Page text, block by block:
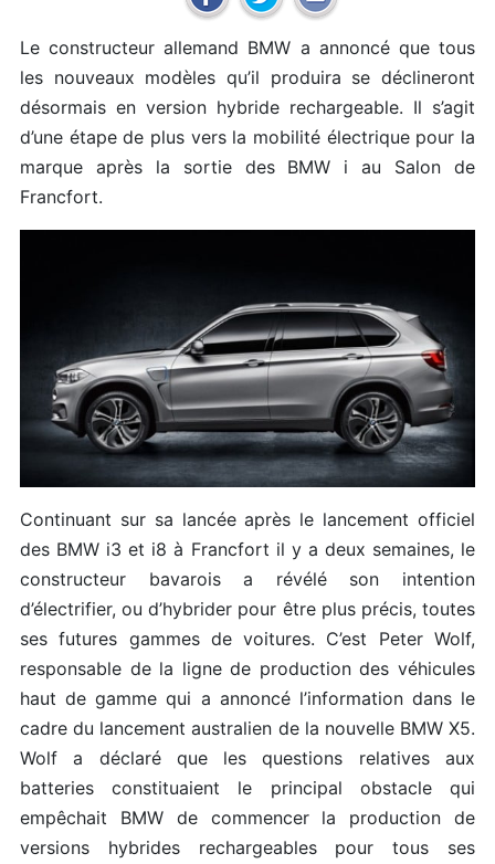
Le constructeur allemand BMW a annoncé que tous
les nouveaux modèles qu’il produira se déclineront
désormais en version hybride rechargeable. Il s’agit
d’une étape de plus vers la mobilité électrique pour la
marque après la sortie des BMW i au Salon de
Francfort.
Continuant sur sa lancée après le lancement officiel
des BMW i3 et i8 à Francfort il y a deux semaines, le
constructeur bavarois a révélé son intention
d’électrifier, ou d’hybrider pour être plus précis, toutes
ses futures gammes de voitures. C’est Peter Wolf,
responsable de la ligne de production des véhicules
haut de gamme qui a annoncé l’information dans le
cadre du lancement australien de la nouvelle BMW X5.
Wolf a déclaré que les questions relatives aux
batteries constituaient le principal obstacle qui
empêchait BMW de commencer la production de
versions hybrides rechargeables pour tous ses